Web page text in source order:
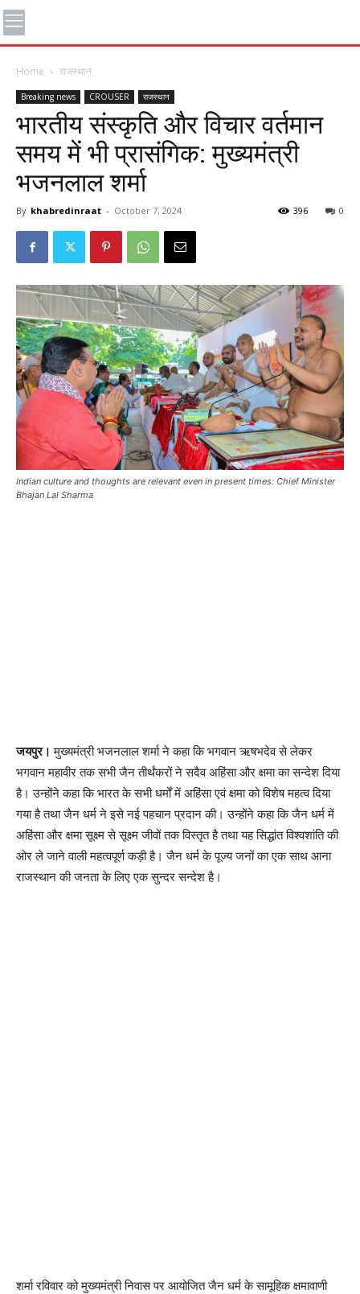
Home राजस्थान
Breaking news CROUSER राजस्थान
भारतीय संस्कृति और विचार वर्तमान
समय में भी प्रासंगिक: मुख्यमंत्री
भजनलाल शर्मा
By khabredinraat - October 7, 2024 0
396
Indian culture and thoughts are relevant even in present times: Chief Minister
Bhajan Lal Sharma
जयपुर। मुख्यमंत्री भजनलाल शर्मा ने कहा कि भगवान ऋषभदेव से लेकर
भगवान महावीर तक सभी जैन तीर्थंकरों ने सदैव अहिंसा और क्षमा का सन्देश दिया
है। उन्होंने कहा कि भारत के सभी धर्मों में अहिंसा एवं क्षमा को विशेष महत्व दिया
गया है तथा जैन धर्म ने इसे नई पहचान प्रदान की। उन्होंने कहा कि जैन धर्म में
अहिंसा और क्षमा सूक्ष्म से सूक्ष्म जीवों तक विस्तृत है तथा यह सिद्धांत विश्वशांति की
ओर ले जाने वाली महत्वपूर्ण कड़ी है। जैन धर्म के पूज्य जनों का एक साथ आना
राजस्थान की जनता के लिए एक सुन्दर सन्देश है।
शर्मा रविवार को मुख्यमंत्री निवास पर आयोजित जैन धर्म के सामूहिक क्षमावाणी